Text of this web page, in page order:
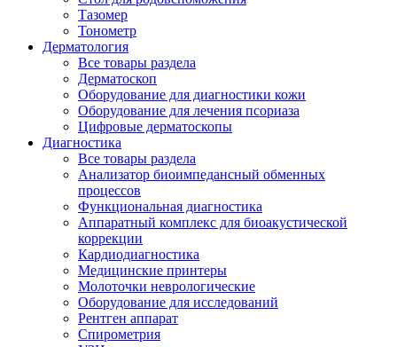
Тазомер
Тонометр
Дерматология
Все товары раздела
Дерматоскоп
Оборудование для диагностики кожи
Оборудование для лечения псориаза
Цифровые дерматоскопы
Диагностика
Все товары раздела
Анализатор биоимпедансный обменных
процессов
Функциональная диагностика
Аппаратный комплекс для биоакустической
коррекции
Кардиодиагностика
Медицинские принтеры
Молоточки неврологические
Оборудование для исследований
Рентген аппарат
Спирометрия